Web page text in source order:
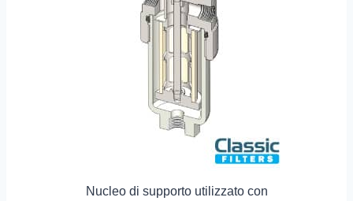
Nucleo di supporto utilizzato con